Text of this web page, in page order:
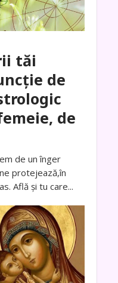
tăi
de
de
de un înger
protejează,în
Află și tu care...